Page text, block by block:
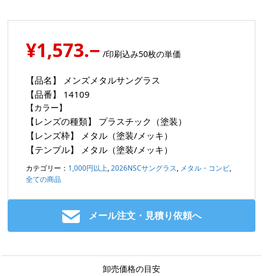
¥1,573.− /印刷込み50枚の単価
【品名】
メンズメタルサングラス
【品番】
14109
【カラー】
【レンズの種類】
プラスチック（塗装）
【レンズ枠】
メタル（塗装/メッキ）
【テンプル】
メタル（塗装/メッキ）
カテゴリー： 1,000円以上,2026NSCサングラス, メタル・コンビ,
全ての商品
メール注文・見積り依頼へ
卸売価格の目安